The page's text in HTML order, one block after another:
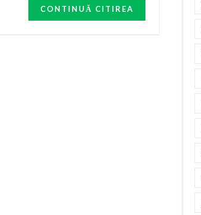
CONTINUĂ CITIREA